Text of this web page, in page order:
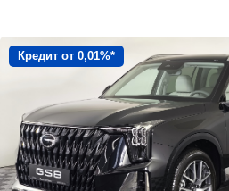
Кредит от 0,01%*